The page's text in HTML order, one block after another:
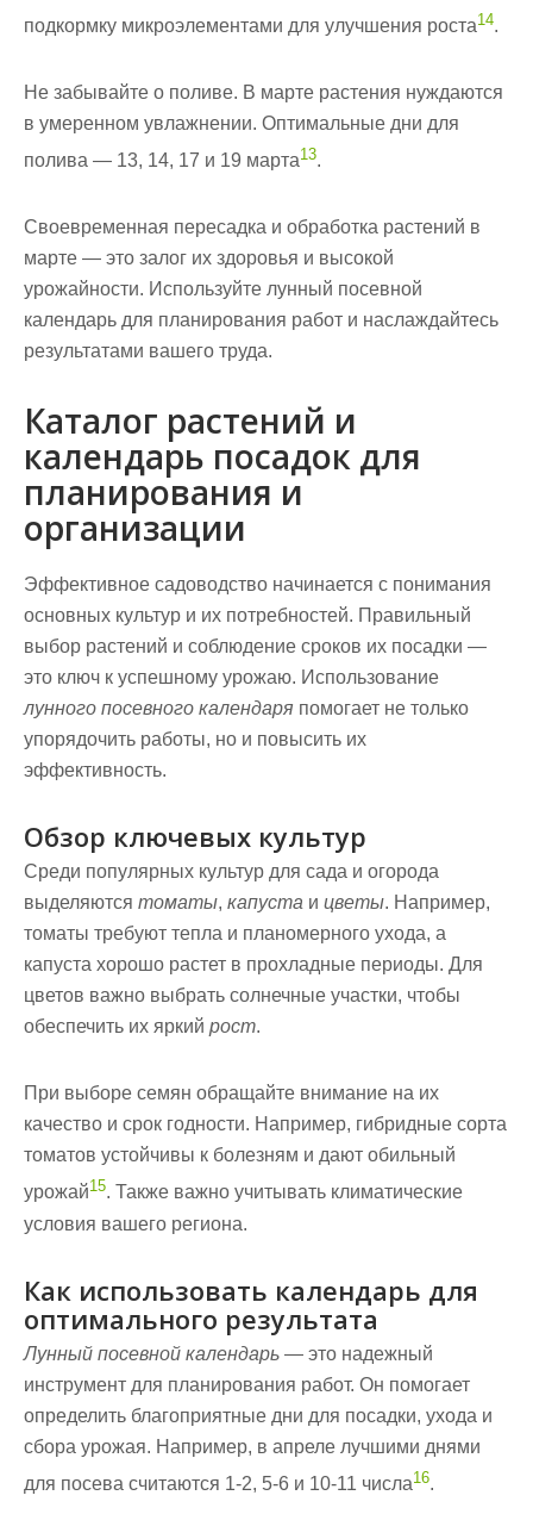
подкормку микроэлементами для улучшения роста14.
Не забывайте о поливе. В марте растения нуждаются
в умеренном увлажнении. Оптимальные дни для
полива — 13, 14, 17 и 19 марта13.
Своевременная пересадка и обработка растений в
марте — это залог их здоровья и высокой
урожайности. Используйте лунный посевной
календарь для планирования работ и наслаждайтесь
результатами вашего труда.
Каталог растений и
календарь посадок для
планирования и
организации
Эффективное садоводство начинается с понимания
основных культур и их потребностей. Правильный
выбор растений и соблюдение сроков их посадки —
это ключ к успешному урожаю. Использование
лунного посевного календаря помогает не только
упорядочить работы, но и повысить их
эффективность.
Обзор ключевых культур
Среди популярных культур для сада и огорода
выделяются томаты, капуста и цветы. Например,
томаты требуют тепла и планомерного ухода, а
капуста хорошо растет в прохладные периоды. Для
цветов важно выбрать солнечные участки, чтобы
обеспечить их яркий рост.
При выборе семян обращайте внимание на их
качество и срок годности. Например, гибридные сорта
томатов устойчивы к болезням и дают обильный
урожай15. Также важно учитывать климатические
условия вашего региона.
Как использовать календарь для
оптимального результата
Лунный посевной календарь — это надежный
инструмент для планирования работ. Он помогает
определить благоприятные дни для посадки, ухода и
сбора урожая. Например, в апреле лучшими днями
для посева считаются 1-2, 5-6 и 10-11 числа16.